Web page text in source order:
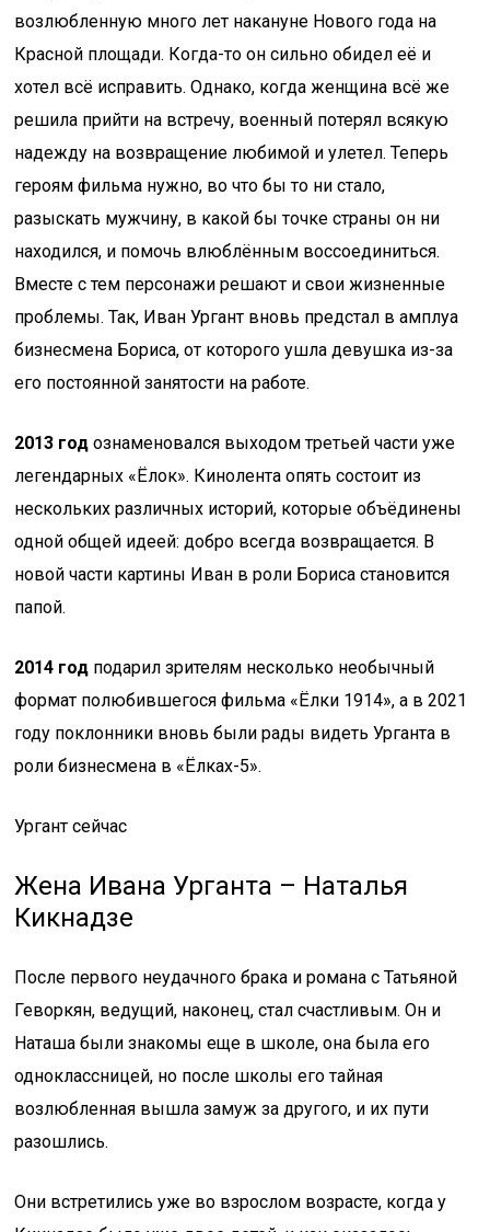
возлюбленную много лет накануне Нового года на
Красной площади. Когда-то он сильно обидел её и
хотел всё исправить. Однако, когда женщина всё же
решила прийти на встречу, военный потерял всякую
надежду на возвращение любимой и улетел. Теперь
героям фильма нужно, во что бы то ни стало,
разыскать мужчину, в какой бы точке страны он ни
находился, и помочь влюблённым воссоединиться.
Вместе с тем персонажи решают и свои жизненные
проблемы. Так, Иван Ургант вновь предстал в амплуа
бизнесмена Бориса, от которого ушла девушка из-за
его постоянной занятости на работе.
2013 год ознаменовался выходом третьей части уже
легендарных «Ёлок». Кинолента опять состоит из
нескольких различных историй, которые объёдинены
одной общей идеей: добро всегда возвращается. В
новой части картины Иван в роли Бориса становится
папой.
2014 год подарил зрителям несколько необычный
формат полюбившегося фильма «Ёлки 1914», а в 2021
году поклонники вновь были рады видеть Урганта в
роли бизнесмена в «Ёлках-5».
Ургант сейчас
Жена Ивана Урганта – Наталья
Кикнадзе
После первого неудачного брака и романа с Татьяной
Геворкян, ведущий, наконец, стал счастливым. Он и
Наташа были знакомы еще в школе, она была его
одноклассницей, но после школы его тайная
возлюбленная вышла замуж за другого, и их пути
разошлись.
Они встретились уже во взрослом возрасте, когда у